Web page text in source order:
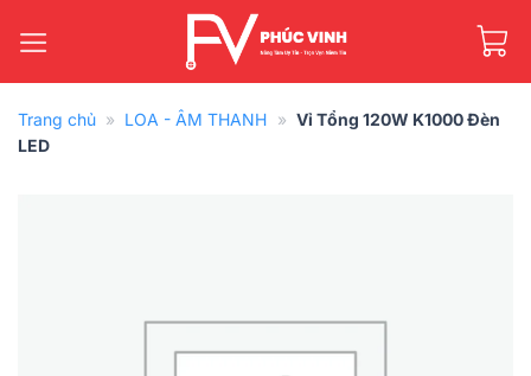
qua
Trang chủ » LOA - ÂM THANH » Vỉ Tổng 120W K1000 Đèn
LED